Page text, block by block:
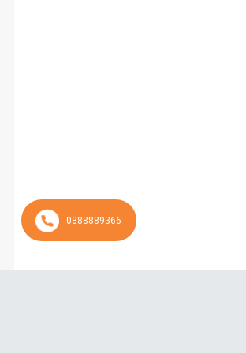
0888889366